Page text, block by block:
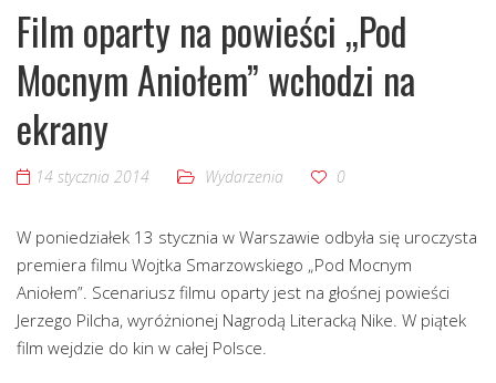
Film oparty na powieści „Pod
Mocnym Aniołem” wchodzi na
ekrany
14 stycznia 2014 Wydarzenia 0
W poniedziałek 13 stycznia w Warszawie odbyła się uroczysta
premiera filmu Wojtka Smarzowskiego „Pod Mocnym
Aniołem”. Scenariusz filmu oparty jest na głośnej powieści
Jerzego Pilcha, wyróżnionej Nagrodą Literacką Nike. W piątek
film wejdzie do kin w całej Polsce.